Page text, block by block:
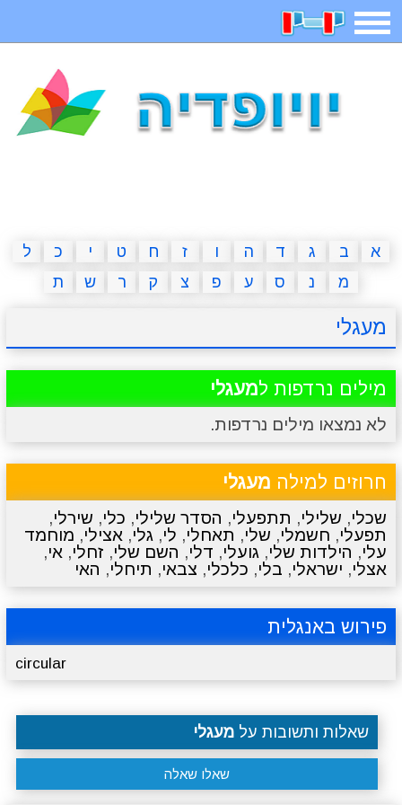
תפריט
איש תלוי מדריכים פוקימון גו מצא הבדלים
יצירה משחקי בנות אשליות חדשות
א ב ג ד ה ו ז ח ט י כ
ל
מ
נ ס ע פ צ ק ר ש ת
מעגלי
מילים נרדפות למעגלי
לא נמצאו מילים נרדפות.
חרוזים למילה מעגלי
שכלי, שלילי, תתפעלי, הסדר שלילי, כלי, שירלי,
תפעלי, חשמלי, שלי, תאחלי, לי, גלי, אצילי, מוחמד
עלי, הילדות שלי, גועלי, דלי, השם שלי, זחלי, אי,
אצלי, ישראלי, בלי, כלכלי, צבאי, תיחלי, האי
פירוש באנגלית
circular
שאלות ותשובות על מעגלי
שאלו שאלה